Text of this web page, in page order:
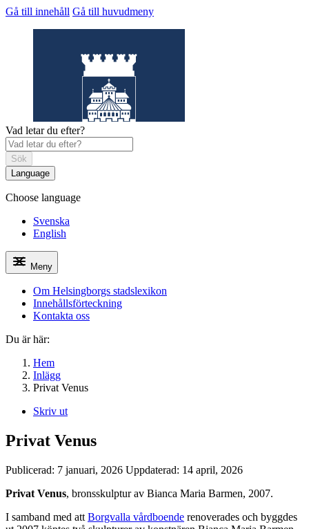
Gå till innehåll Gå till huvudmeny
Helsingborgs stadslexikon
Vad letar du efter?
Sök
Language
Choose language
Svenska
English
Meny
Om Helsingborgs stadslexikon
Innehållsförteckning
Kontakta oss
Du är här:
Hem
Inlägg
Privat Venus
Skriv ut
Privat Venus
Publicerad: 7 januari, 2026 Uppdaterad: 14 april, 2026
Privat Venus, bronsskulptur av Bianca Maria Barmen, 2007.
I samband med att Borgvalla vårdboende renoverades och byggdes